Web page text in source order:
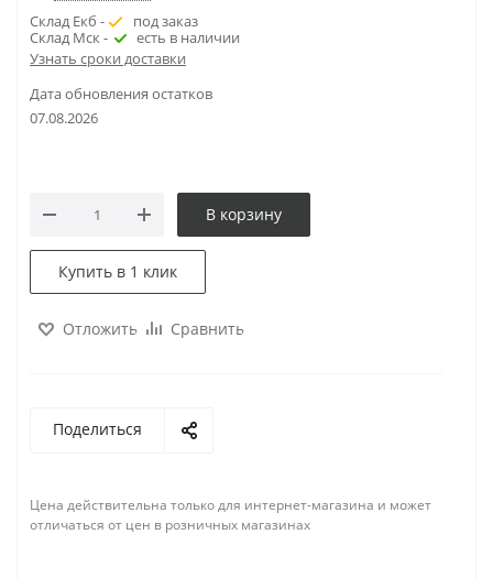
Склад Екб -
под заказ
Склад Мск -
есть в наличии
Узнать сроки доставки
Дата обновления остатков
07.08.2026
В корзину
Купить в 1 клик
Отложить Сравнить
Поделиться
Цена действительна только для интернет-магазина и может
отличаться от цен в розничных магазинах